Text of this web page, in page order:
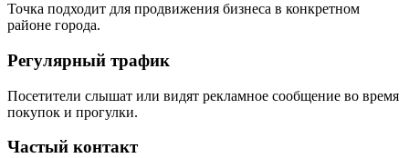
Точка подходит для продвижения бизнеса в конкретном
районе города.
Регулярный трафик
Посетители слышат или видят рекламное сообщение во время
покупок и прогулки.
Частый контакт